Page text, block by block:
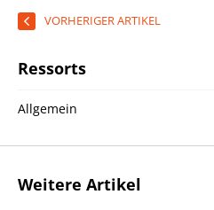
VORHERIGER ARTIKEL
Ressorts
Allgemein
Weitere Artikel